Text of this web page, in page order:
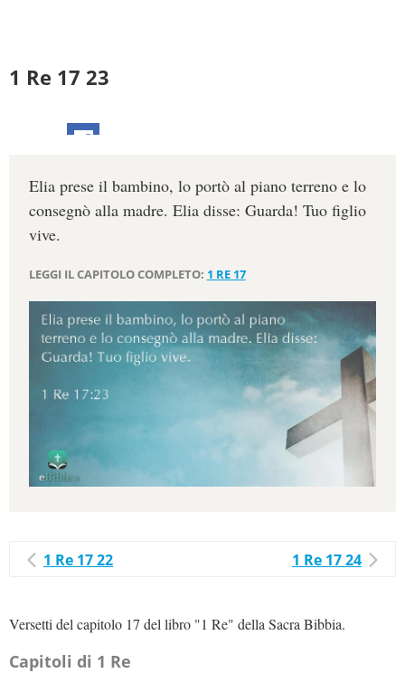
1 Re 17 23
Elia prese il bambino, lo portò al piano terreno e lo
consegnò alla madre. Elia disse: Guarda! Tuo figlio
vive.
LEGGI IL CAPITOLO COMPLETO: 1 RE 17
1 Re 17 22 1 Re 17 24
Versetti del capitolo 17 del libro "1 Re" della Sacra Bibbia.
Capitoli di 1 Re